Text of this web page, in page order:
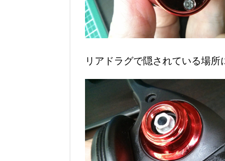
リアドラグで隠されている場